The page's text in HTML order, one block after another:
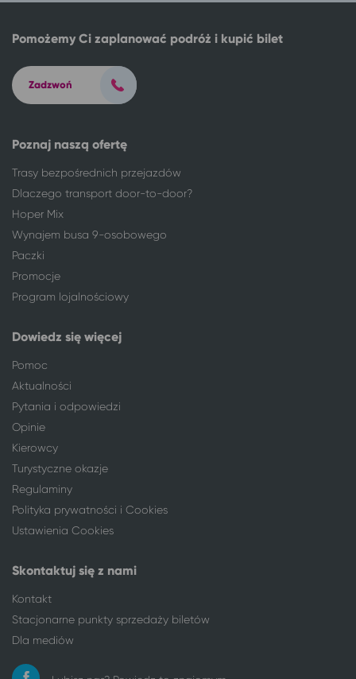
Opole
Karwia
Karwia
Toruń
Karwia
Włocławek
Karwia
Wrocław
Karwia
Zgierz
Karwia
Poznaj naszą ofertę
Trasy bezpośrednich przejazdów
Dlaczego transport door-to-door?
Hoper Mix
Wynajem busa 9-osobowego
Paczki
Promocje
Program lojalnościowy
Dowiedz się więcej
Pomoc
Aktualności
Pytania i odpowiedzi
Opinie
Kierowcy
Turystyczne okazje
Regulaminy
Polityka prywatności i Cookies
Ustawienia Cookies
Skontaktuj się z nami
Kontakt
Stacjonarne punkty sprzedaży biletów
Dla mediów
Pomożemy Ci zaplanować podróż i kupić bilet
Zadzwoń